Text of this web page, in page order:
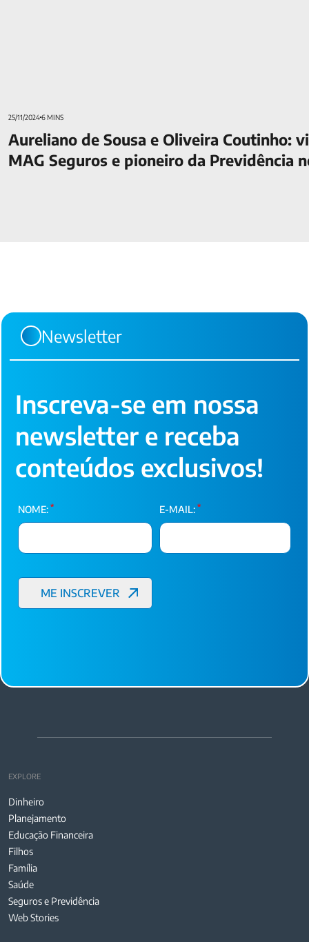
25/11/20246 MINS
Aureliano de Sousa e Oliveira Coutinho:
MAG Seguros e pioneiro da Previdência
Newsletter
Inscreva-se em nossa
newsletter e receba
conteúdos exclusivos!
NOME: * E-MAIL: *
EXPLORE
Dinheiro
Planejamento
Educação Financeira
Filhos
Família
Saúde
Seguros e Previdência
Web Stories